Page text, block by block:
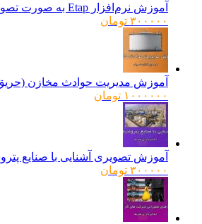
آموزش نرم‌افزار Etap به صورت تصویری
۳۰۰۰۰۰ تومان
آموزش مدیریت حوادث مخازن (حریق و
۱۰۰۰۰۰۰ تومان
آموزش تصویری آشنایی با صنایع
۳۰۰۰۰۰ تومان